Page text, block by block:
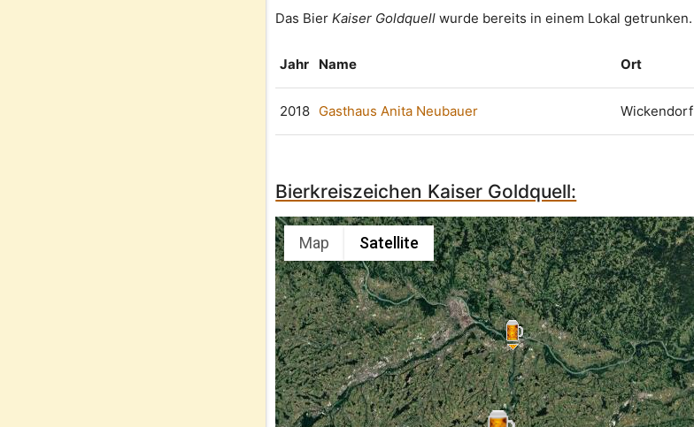
Das BierKaiser Goldquell wurde bereits in einem Lokal getrunken.
Jahr Name Ort
2018 Gasthaus Anita Neubauer Wickendorf
Bierkreiszeichen Kaiser Goldquell:
Map Satellite